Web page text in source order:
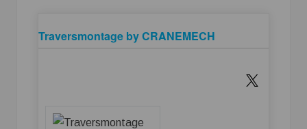
Traversmontage by CRANEMECH